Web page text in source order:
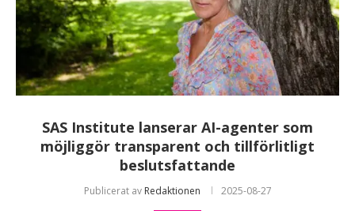
SAS Institute lanserar AI-agenter som
möjliggör transparent och tillförlitligt
beslutsfattande
Publicerat av Redaktionen 2025-08-27